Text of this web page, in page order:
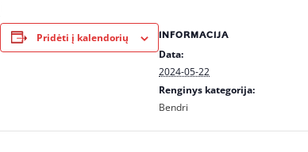
Pridėti į kalendorių INFORMACIJA
Data:
2024-05-22
Renginys kategorija:
Bendri